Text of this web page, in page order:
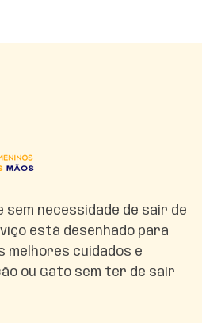
necessidade de sair de
está desenhado para
melhores cuidados e
ou Gato sem ter de sair